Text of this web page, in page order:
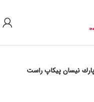
پارك نیسان پیکاپ راست